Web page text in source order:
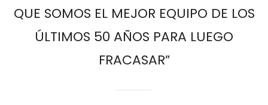
QUE SOMOS EL MEJOR EQUIPO DE LOS
ÚLTIMOS 50 AÑOS PARA LUEGO
FRACASAR”